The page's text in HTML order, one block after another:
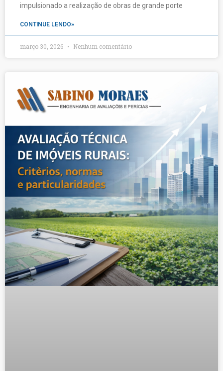
impulsionado a realização de obras de grande porte
CONTINUE LENDO»
março 30, 2026 Nenhum comentário